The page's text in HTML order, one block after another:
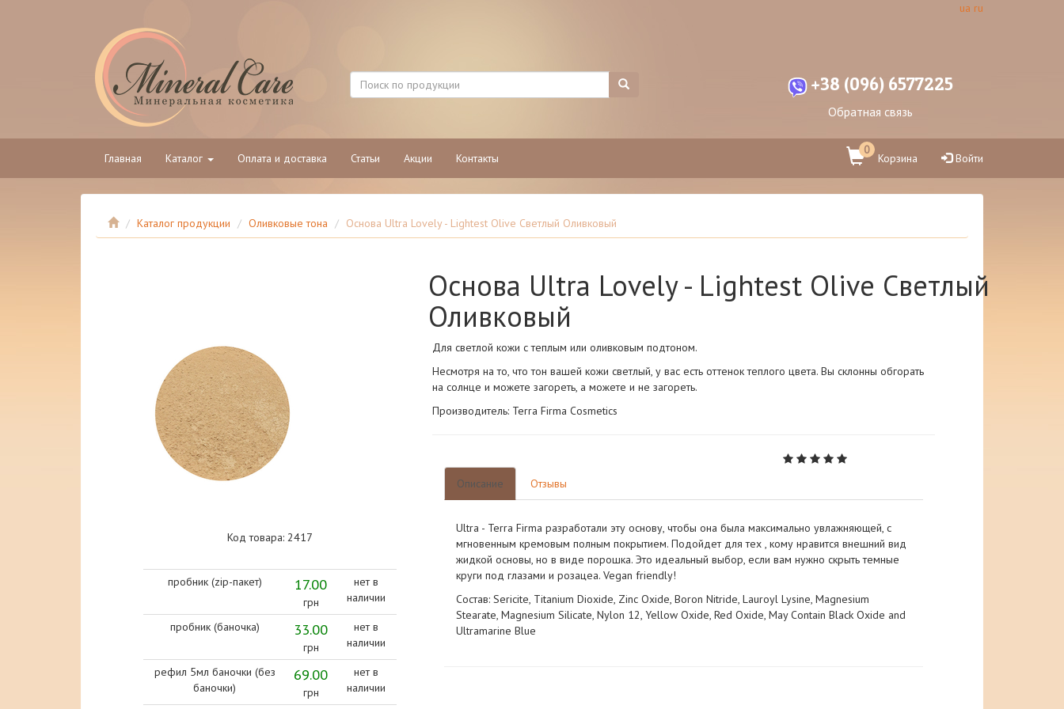
ua ru
+38 (096) 6577225
Обратная связь
Главная Каталог Оплата и доставка Статьи Акции Контакты
0
Корзина Войти
Каталог продукции Оливковые тона Основа Ultra Lovely - Lightest Olive Светлый Оливковый
Основа Ultra Lovely - Lightest Olive Светлый
Оливковый
Код товара: 2417
пробник (zip-пакет) 17.00
грн
нет в
наличии
пробник (баночка) 33.00
грн
нет в
наличии
рефил 5мл баночки (без
баночки)
69.00
грн
нет в
наличии
Для светлой кожи с теплым или оливковым подтоном.
Несмотря на то, что тон вашей кожи светлый, у вас есть оттенок теплого цвета. Вы склонны обгорать
на солнце и можете загореть, а можете и не загореть.
Производитель: Terra Firma Cosmetics
Описание Отзывы
Ultra - Terra Firma разработали эту основу, чтобы она была максимально увлажняющей, с
мгновенным кремовым полным покрытием. Подойдет для тех , кому нравится внешний вид
жидкой основы, но в виде порошка. Это идеальный выбор, если вам нужно скрыть темные
круги под глазами и розацеа. Vegan friendly!
Состав: Sericite, Titanium Dioxide, Zinc Oxide, Boron Nitride, Lauroyl Lysine, Magnesium
Stearate, Magnesium Silicate, Nylon 12, Yellow Oxide, Red Oxide, May Contain Black Oxide and
Ultramarine Blue